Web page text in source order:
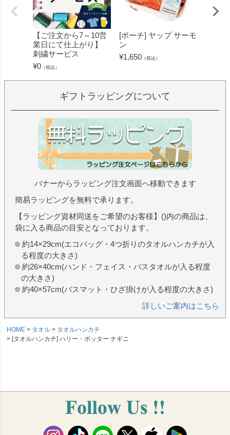
【ご注文から7～10営
業日にて仕上がり】
刺繍サービス
¥0 （税込）
[ポーチ] ヤップ サーモ
ン
¥1,650 （税込）
ギフトラッピングについて
バナーからラッピング注文画面へ移動できます
簡易ラッピングを無料で承ります。
【ラッピング資材同送をご希望のお客様】()内の商品は、
袋に入る商品の目安となっております。
約14×29cm(エコバッグ・4つ折りのタオルハンカチが入
る程度の大きさ)
約26×40cm(ハンド・フェイス・バスタオルが入る程度
の大きさ)
約40×57cm(バスマット・ひざ掛けが入る程度の大きさ)
詳しいご案内はこちら
HOME タオル
タオルハンカチ
[タオルハンカチ] ハリー・ポッター ナギニ